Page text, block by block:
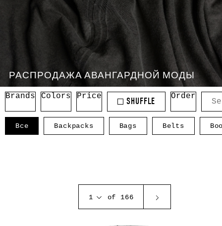
РАСПРОДАЖА АВАНГАРДНОЙ МОДЫ
Brands Colors Price SHUFFLE Order
Все Backpacks Bags Belts
1 of 166